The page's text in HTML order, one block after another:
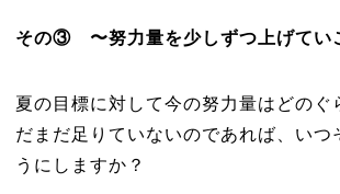
その③ 〜努力量を少しずつ上げてい
夏の目標に対して今の努力量はどのぐ
だまだ足りていないのであれば、いつ
うにしますか？